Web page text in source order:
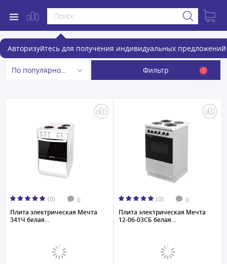
Авторизуйтесь для получения индивидуальных предложений
Электроплиты Мечта
По популярности Фильтр 1
(0) 0
Плита электрическая Мечта
341Ч белая...
(0) 0
Плита электрическая Мечта
12-06-03СБ белая...